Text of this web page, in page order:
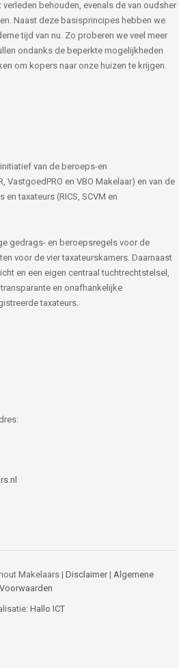
behouden, evenals de van oudsher
Naast deze basisprincipes hebben we
tijd van nu. Zo proberen we veel meer
ondanks de beperkte mogelijkheden
om kopers naar onze huizen te krijgen.
van de beroeps-en
VastgoedPRO en VBO Makelaar) en van de
taxateurs (RICS, SCVM en
gedrags- en beroepsregels voor de
voor de vier taxateurskamers. Daarnaast
en een eigen centraal tuchtrechtstelsel,
en onafhankelijke
taxateurs.
Makelaars | Disclaimer| Algemene
Voorwaarden
Hallo ICT